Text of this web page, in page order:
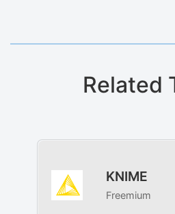
Related
KNIME
Freemium